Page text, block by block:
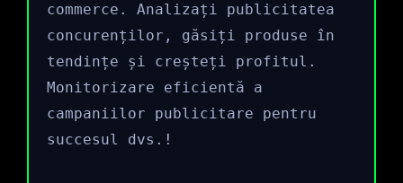
commerce. Analizați publicitatea
concurenților, găsiți produse în
tendințe și creșteți profitul.
Monitorizare eficientă a
campaniilor publicitare pentru
succesul dvs.!